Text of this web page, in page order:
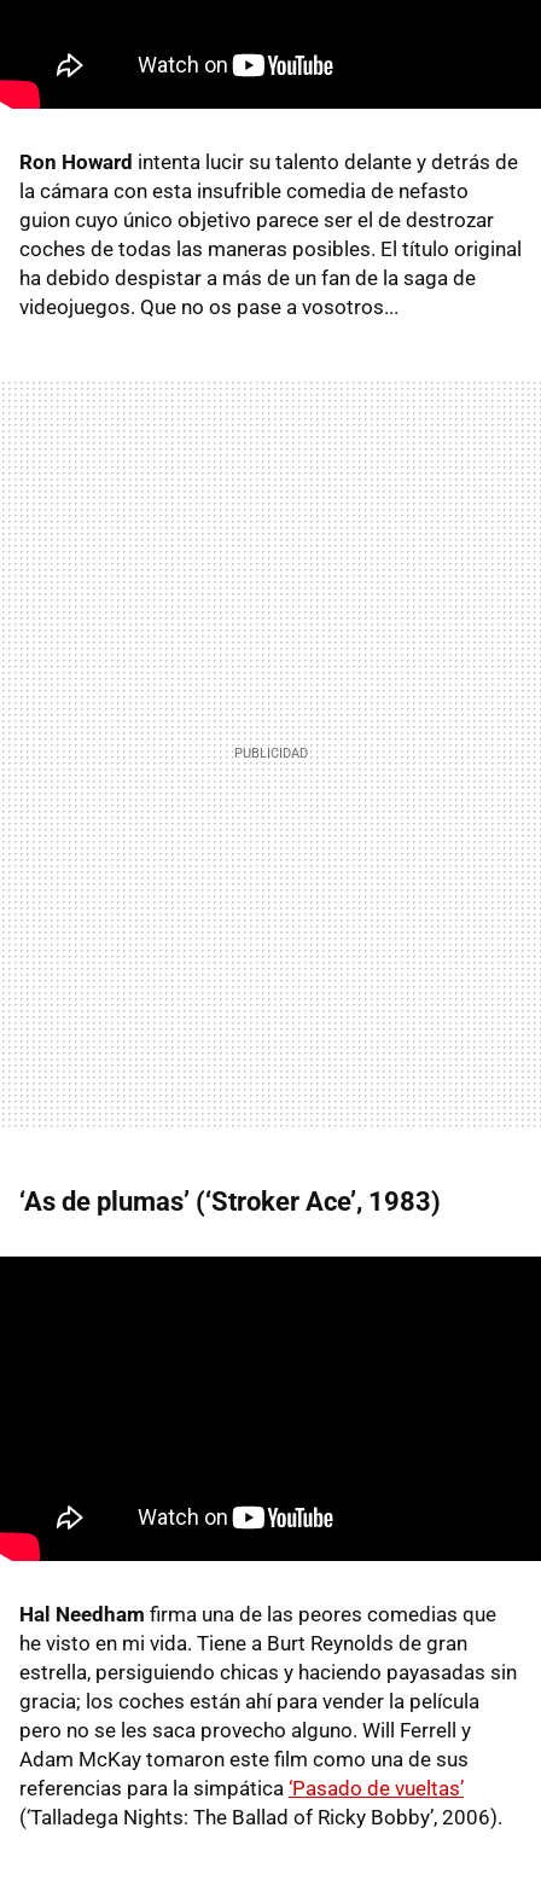
Ron Howard intenta lucir su talento delante y detrás de
la cámara con esta insufrible comedia de nefasto
guion cuyo único objetivo parece ser el de destrozar
coches de todas las maneras posibles. El título original
ha debido despistar a más de un fan de la saga de
videojuegos. Que no os pase a vosotros...
‘As de plumas’ (‘Stroker Ace’, 1983)
Hal Needham firma una de las peores comedias que
he visto en mi vida. Tiene a Burt Reynolds de gran
estrella, persiguiendo chicas y haciendo payasadas sin
gracia; los coches están ahí para vender la película
pero no se les saca provecho alguno. Will Ferrell y
Adam McKay tomaron este film como una de sus
referencias para la simpática ‘Pasado de vueltas’
(‘Talladega Nights: The Ballad of Ricky Bobby’, 2006).